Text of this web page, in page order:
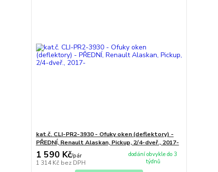
kat.č. CLI-PR2-3930 - Ofuky oken (deflektory) -
PŘEDNÍ, Renault Alaskan, Pickup, 2/4-dveř., 2017-
1 590 Kč/pár
1 314 Kč bez DPH
dodání obvykle do 3
týdnů